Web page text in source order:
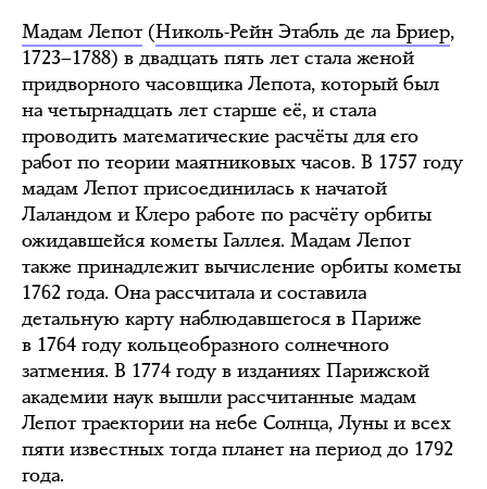
Мадам Лепот(Николь-Рейн Этабль де ла Бриер,
1723–1788) в двадцать пять лет стала женой
придворного часовщика Лепота, который был
на четырнадцать лет старше её, и стала
проводить математические расчёты для его
работ по теории маятниковых часов. В 1757 году
мадам Лепот присоединилась к начатой
Лаландом и Клеро работе по расчёту орбиты
ожидавшейся кометы Галлея. Мадам Лепот
также принадлежит вычисление орбиты кометы
1762 года. Она рассчитала и составила
детальную карту наблюдавшегося в Париже
в 1764 году кольцеобразного солнечного
затмения. В 1774 году в изданиях Парижской
академии наук вышли рассчитанные мадам
Лепот траектории на небе Солнца, Луны и всех
пяти известных тогда планет на период до 1792
года.